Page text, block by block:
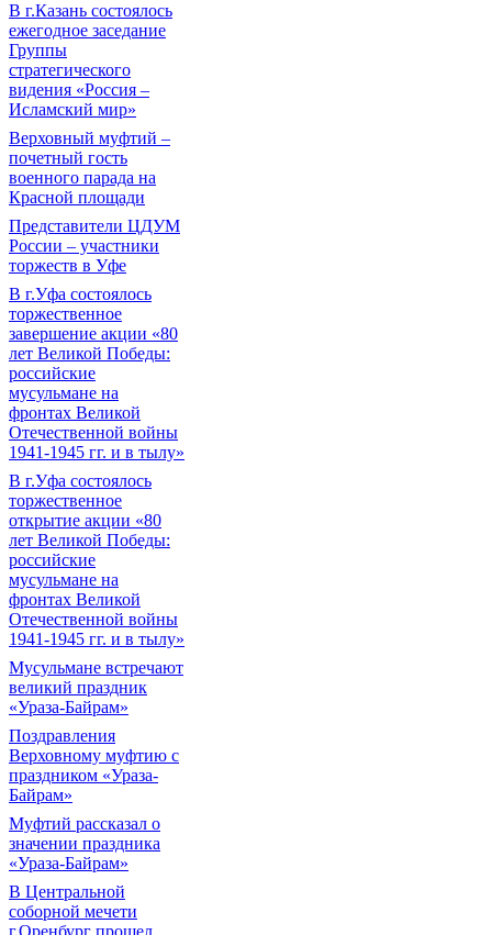
В г.Казань состоялось
ежегодное заседание
Группы
стратегического
видения «Россия –
Исламский мир»
Верховный муфтий –
почетный гость
военного парада на
Красной площади
Представители ЦДУМ
России – участники
торжеств в Уфе
В г.Уфа состоялось
торжественное
завершение акции «80
лет Великой Победы:
российские
мусульмане на
фронтах Великой
Отечественной войны
1941-1945 гг. и в тылу»
В г.Уфа состоялось
торжественное
открытие акции «80
лет Великой Победы:
российские
мусульмане на
фронтах Великой
Отечественной войны
1941-1945 гг. и в тылу»
Мусульмане встречают
великий праздник
«Ураза-Байрам»
Поздравления
Верховному муфтию с
праздником «Ураза-
Байрам»
Муфтий рассказал о
значении праздника
«Ураза-Байрам»
В Центральной
соборной мечети
г.Оренбург прошел